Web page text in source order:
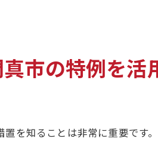
とは
ント
市の特例を活
を知ることは非常に重要です